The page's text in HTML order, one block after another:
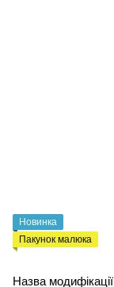
Новинка
Пакунок малюка
Назва модифікації